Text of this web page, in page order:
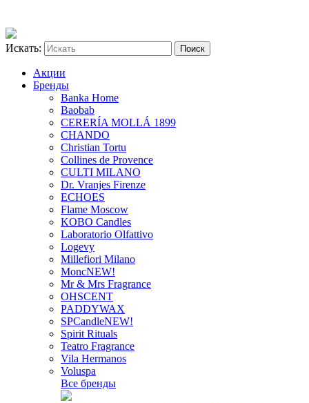
Искать:
Акции
Бренды
Banka Home
Baobab
CERERÍA MOLLÁ 1899
CHANDO
Christian Tortu
Collines de Provence
CULTI MILANO
Dr. Vranjes Firenze
ECHOES
Flame Moscow
KOBO Candles
Laboratorio Olfattivo
Logevy
Millefiori Milano
MoncNEW!
Mr & Mrs Fragrance
OHSCENT
PADDYWAX
SPCandleNEW!
Spirit Rituals
Teatro Fragrance
Vila Hermanos
Voluspa
Все бренды